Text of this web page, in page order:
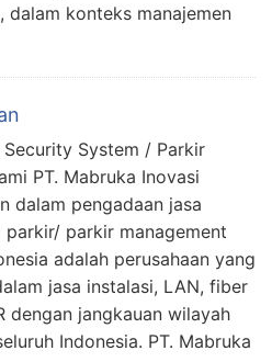
dalam konteks manajemen
System / Parkir
PT. Mabruka Inovasi
dalam pengadaan jasa
parkir management
adalah perusahaan yang
jasa instalasi, LAN, fiber
dengan jangkauan wilayah
Indonesia. PT. Mabruka